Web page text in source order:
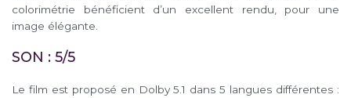
colorimétrie bénéficient d’un excellent rendu, pour une
image élégante.
SON : 5/5
Le film est proposé en Dolby 5.1 dans 5 langues différentes :